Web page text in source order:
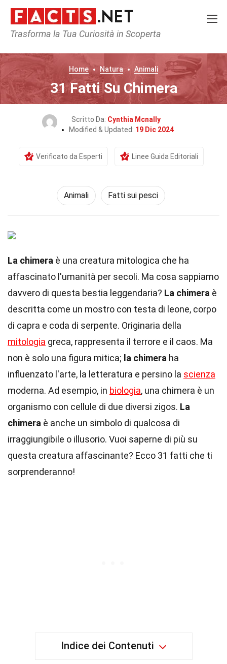
Trasforma la Tua Curiosità in Scoperta
Home Natura Animali
31 Fatti Su Chimera
Scritto Da: Cynthia Mcnally
Modified & Updated: 19 Dic 2024
Verificato da Esperti Linee Guida Editoriali
Animali Fatti sui pesci
La chimera è una creatura mitologica che ha
affascinato l'umanità per secoli. Ma cosa sappiamo
davvero di questa bestia leggendaria? La chimera è
descritta come un mostro con testa di leone, corpo
di capra e coda di serpente. Originaria della
mitologia greca, rappresenta il terrore e il caos. Ma
non è solo una figura mitica; la chimera ha
influenzato l'arte, la letteratura e persino la scienza
moderna. Ad esempio, in biologia, una chimera è un
organismo con cellule di due diversi zigos. La
chimera è anche un simbolo di qualcosa di
irraggiungibile o illusorio. Vuoi saperne di più su
questa creatura affascinante? Ecco 31 fatti che ti
sorprenderanno!
Indice dei Contenuti